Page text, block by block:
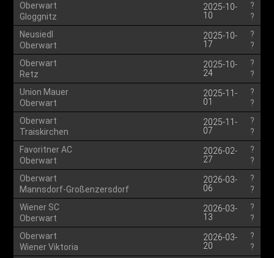
Oberwart
Gloggnitz
2025-10-
10
?
?
Neusiedl
Oberwart
2025-10-
17
?
?
Oberwart
Retz
2025-10-
24
?
?
Union Mauer
Oberwart
2025-11-
01
?
?
Oberwart
Traiskirchen
2025-11-
07
?
?
Favoritner AC
Oberwart
2026-02-
27
?
?
Oberwart
Mannsdorf-Großenzersdorf
2026-03-
06
?
?
Wiener SC
Oberwart
2026-03-
13
?
?
Oberwart
Wiener Viktoria
2026-03-
20
?
?